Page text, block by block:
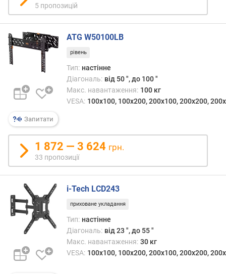
р
і
п
н
ь
м
а
к
с
и
м
а
л
ь
н
д
а
г
5 пропозицій
Запитати
ATG W50100LB
рівень
Тип: настінне
Діагональ: від 50 ", до 100 "
Макс. навантаження: 100 кг
VESA: 100x100, 100x200, 200x100, 200x200,
1 872 — 3 624 грн.
33 пропозиції
i-Tech LCD243
приховане укладання
Тип: настінне
Діагональ: від 23 ", до 55 "
Макс. навантаження: 30 кг
VESA: 100x100, 100x200, 200x100, 200x200,